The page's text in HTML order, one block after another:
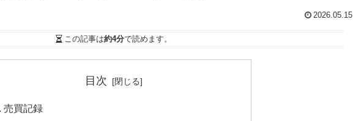
2026.05.15
この記事は約4分で読めます。
目次
売買記録